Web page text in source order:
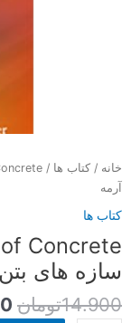
خانه / کتاب ها
آرمه
کتاب ها
سازه های
14.900تومان